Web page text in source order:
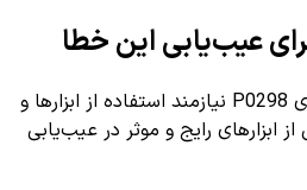
عیب‌یابی این خطا
عیب یابی تخصصی کد خطای P0298 نیازمند استفاده از ابزارها و
ابزارهای رایج و موثر در عیب‌یابی